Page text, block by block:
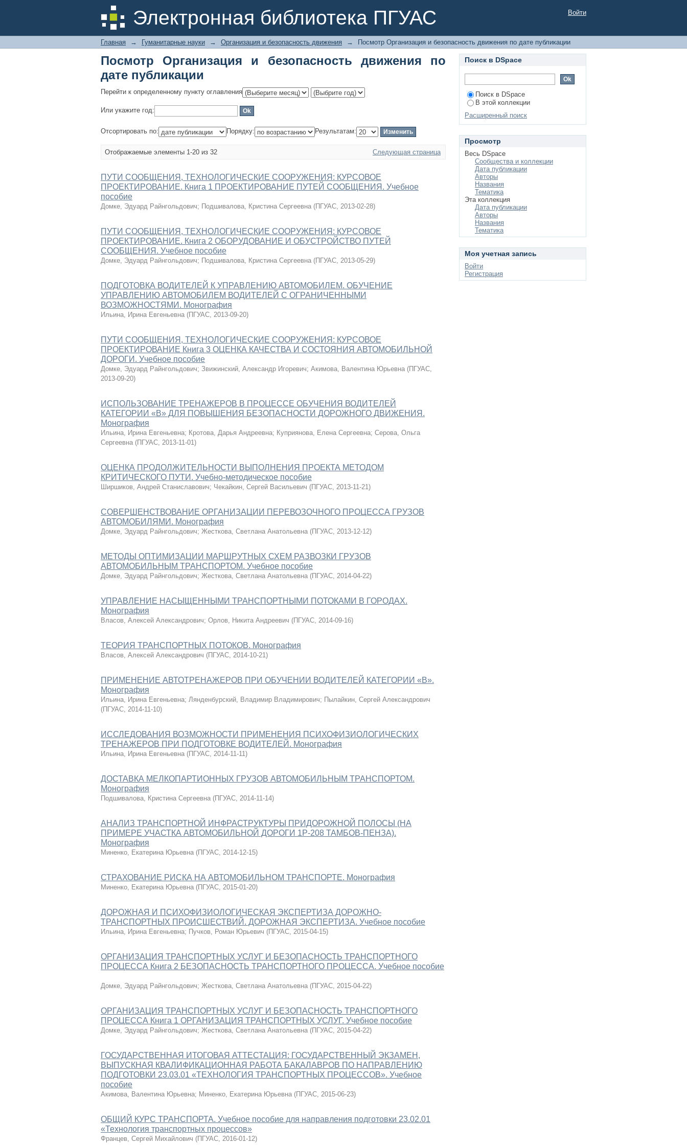
Электронная библиотека ПГУАС
Посмотр Организация и безопасность движения по дате публикации Войти
Главная → Гуманитарные науки → Организация и безопасность движения → Посмотр Организация и безопасность движения по дате публикации
Посмотр Организация и безопасность движения по
дате публикации
Перейти к определенному пункту оглавления
Или укажите год:
Отсортировать по: Порядку: Результатам:
Отображаемые элементы 1-20 из 32 Следующая страница
ПУТИ СООБЩЕНИЯ, ТЕХНОЛОГИЧЕСКИЕ СООРУЖЕНИЯ: КУРСОВОЕ
ПРОЕКТИРОВАНИЕ. Книга 1 ПРОЕКТИРОВАНИЕ ПУТЕЙ СООБЩЕНИЯ. Учебное
пособие
Домке, Эдуард Райнгольдович; Подшивалова, Кристина Сергеевна (ПГУАС, 2013-02-28)
ПУТИ СООБЩЕНИЯ, ТЕХНОЛОГИЧЕСКИЕ СООРУЖЕНИЯ: КУРСОВОЕ
ПРОЕКТИРОВАНИЕ. Книга 2 ОБОРУДОВАНИЕ И ОБУСТРОЙСТВО ПУТЕЙ
СООБЩЕНИЯ. Учебное пособие
Домке, Эдуард Райнгольдович; Подшивалова, Кристина Сергеевна (ПГУАС, 2013-05-29)
ПОДГОТОВКА ВОДИТЕЛЕЙ К УПРАВЛЕНИЮ АВТОМОБИЛЕМ. ОБУЧЕНИЕ
УПРАВЛЕНИЮ АВТОМОБИЛЕМ ВОДИТЕЛЕЙ С ОГРАНИЧЕННЫМИ
ВОЗМОЖНОСТЯМИ. Монография
Ильина, Ирина Евгеньевна (ПГУАС, 2013-09-20)
ПУТИ СООБЩЕНИЯ, ТЕХНОЛОГИЧЕСКИЕ СООРУЖЕНИЯ: КУРСОВОЕ
ПРОЕКТИРОВАНИЕ Книга 3 ОЦЕНКА КАЧЕСТВА И СОСТОЯНИЯ АВТОМОБИЛЬНОЙ
ДОРОГИ. Учебное пособие
Домке, Эдуард Райнгольдович; Звижинский, Александр Игоревич; Акимова, Валентина Юрьевна (ПГУАС,
2013-09-20)
ИСПОЛЬЗОВАНИЕ ТРЕНАЖЕРОВ В ПРОЦЕССЕ ОБУЧЕНИЯ ВОДИТЕЛЕЙ
КАТЕГОРИИ «В» ДЛЯ ПОВЫШЕНИЯ БЕЗОПАСНОСТИ ДОРОЖНОГО ДВИЖЕНИЯ.
Монография
Ильина, Ирина Евгеньевна; Кротова, Дарья Андреевна; Куприянова, Елена Сергеевна; Серова, Ольга
Сергеевна (ПГУАС, 2013-11-01)
ОЦЕНКА ПРОДОЛЖИТЕЛЬНОСТИ ВЫПОЛНЕНИЯ ПРОЕКТА МЕТОДОМ
КРИТИЧЕСКОГО ПУТИ. Учебно-методическое пособие
Ширшиков, Андрей Станиславович; Чекайкин, Сергей Васильевич (ПГУАС, 2013-11-21)
СОВЕРШЕНСТВОВАНИЕ ОРГАНИЗАЦИИ ПЕРЕВОЗОЧНОГО ПРОЦЕССА ГРУЗОВ
АВТОМОБИЛЯМИ. Монография
Домке, Эдуард Райнгольдович; Жесткова, Светлана Анатольевна (ПГУАС, 2013-12-12)
МЕТОДЫ ОПТИМИЗАЦИИ МАРШРУТНЫХ СХЕМ РАЗВОЗКИ ГРУЗОВ
АВТОМОБИЛЬНЫМ ТРАНСПОРТОМ. Учебное пособие
Домке, Эдуард Райнгольдович; Жесткова, Светлана Анатольевна (ПГУАС, 2014-04-22)
УПРАВЛЕНИЕ НАСЫЩЕННЫМИ ТРАНСПОРТНЫМИ ПОТОКАМИ В ГОРОДАХ.
Монография
Власов, Алексей Александрович; Орлов, Никита Андреевич (ПГУАС, 2014-09-16)
ТЕОРИЯ ТРАНСПОРТНЫХ ПОТОКОВ. Монография
Власов, Алексей Александрович (ПГУАС, 2014-10-21)
ПРИМЕНЕНИЕ АВТОТРЕНАЖЕРОВ ПРИ ОБУЧЕНИИ ВОДИТЕЛЕЙ КАТЕГОРИИ «В».
Монография
Ильина, Ирина Евгеньевна; Лянденбурский, Владимир Владимирович; Пылайкин, Сергей Александрович
(ПГУАС, 2014-11-10)
ИССЛЕДОВАНИЯ ВОЗМОЖНОСТИ ПРИМЕНЕНИЯ ПСИХОФИЗИОЛОГИЧЕСКИХ
ТРЕНАЖЕРОВ ПРИ ПОДГОТОВКЕ ВОДИТЕЛЕЙ. Монография
Ильина, Ирина Евгеньевна (ПГУАС, 2014-11-11)
ДОСТАВКА МЕЛКОПАРТИОННЫХ ГРУЗОВ АВТОМОБИЛЬНЫМ ТРАНСПОРТОМ.
Монография
Подшивалова, Кристина Сергеевна (ПГУАС, 2014-11-14)
АНАЛИЗ ТРАНСПОРТНОЙ ИНФРАСТРУКТУРЫ ПРИДОРОЖНОЙ ПОЛОСЫ (НА
ПРИМЕРЕ УЧАСТКА АВТОМОБИЛЬНОЙ ДОРОГИ 1Р-208 ТАМБОВ-ПЕНЗА).
Монография
Миненко, Екатерина Юрьевна (ПГУАС, 2014-12-15)
СТРАХОВАНИЕ РИСКА НА АВТОМОБИЛЬНОМ ТРАНСПОРТЕ. Монография
Миненко, Екатерина Юрьевна (ПГУАС, 2015-01-20)
ДОРОЖНАЯ И ПСИХОФИЗИОЛОГИЧЕСКАЯ ЭКСПЕРТИЗА ДОРОЖНО-
ТРАНСПОРТНЫХ ПРОИСШЕСТВИЙ. ДОРОЖНАЯ ЭКСПЕРТИЗА. Учебное пособие
Ильина, Ирина Евгеньевна; Пучков, Роман Юрьевич (ПГУАС, 2015-04-15)
ОРГАНИЗАЦИЯ ТРАНСПОРТНЫХ УСЛУГ И БЕЗОПАСНОСТЬ ТРАНСПОРТНОГО
ПРОЦЕССА Книга 2 БЕЗОПАСНОСТЬ ТРАНСПОРТНОГО ПРОЦЕССА. Учебное пособие
Домке, Эдуард Райнгольдович; Жесткова, Светлана Анатольевна (ПГУАС, 2015-04-22)
ОРГАНИЗАЦИЯ ТРАНСПОРТНЫХ УСЛУГ И БЕЗОПАСНОСТЬ ТРАНСПОРТНОГО
ПРОЦЕССА Книга 1 ОРГАНИЗАЦИЯ ТРАНСПОРТНЫХ УСЛУГ. Учебное пособие
Домке, Эдуард Райнгольдович; Жесткова, Светлана Анатольевна (ПГУАС, 2015-04-22)
ГОСУДАРСТВЕННАЯ ИТОГОВАЯ АТТЕСТАЦИЯ: ГОСУДАРСТВЕННЫЙ ЭКЗАМЕН,
ВЫПУСКНАЯ КВАЛИФИКАЦИОННАЯ РАБОТА БАКАЛАВРОВ ПО НАПРАВЛЕНИЮ
ПОДГОТОВКИ 23.03.01 «ТЕХНОЛОГИЯ ТРАНСПОРТНЫХ ПРОЦЕССОВ». Учебное
пособие
Акимова, Валентина Юрьевна; Миненко, Екатерина Юрьевна (ПГУАС, 2015-06-23)
ОБЩИЙ КУРС ТРАНСПОРТА. Учебное пособие для направления подготовки 23.02.01
«Технология транспортных процессов»
Францев, Сергей Михайлович (ПГУАС, 2016-01-12)
Поиск в DSpace
Поиск в DSpace
В этой коллекции
Расширенный поиск
Просмотр
Весь DSpace
Сообщества и коллекции
Дата публикации
Авторы
Названия
Тематика
Эта коллекция
Дата публикации
Авторы
Названия
Тематика
Моя учетная запись
Войти
Регистрация